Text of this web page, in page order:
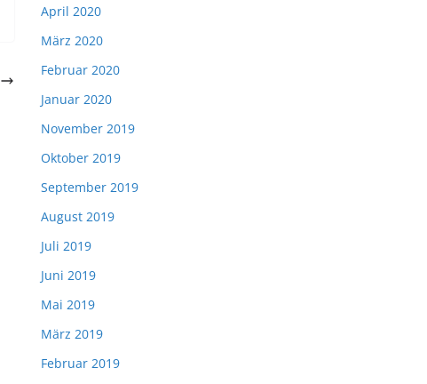
April 2020
März 2020
Februar 2020
Januar 2020
November 2019
Oktober 2019
September 2019
August 2019
Juli 2019
Juni 2019
Mai 2019
März 2019
Februar 2019